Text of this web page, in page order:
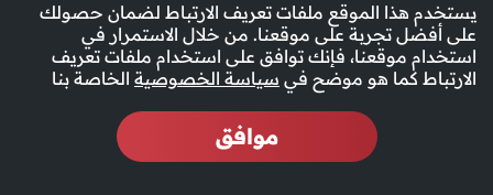
يستخدم هذا الموقع ملفات تعريف الارتباط لضمان حصولك
على أفضل تجربة على موقعنا. من خلال الاستمرار في
استخدام موقعنا، فإنك توافق على استخدام ملفات تعريف
الارتباط كما هو موضح في سياسة الخصوصية الخاصة بنا
موافق